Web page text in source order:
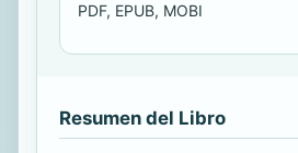
PDF, EPUB, MOBI
Resumen del Libro